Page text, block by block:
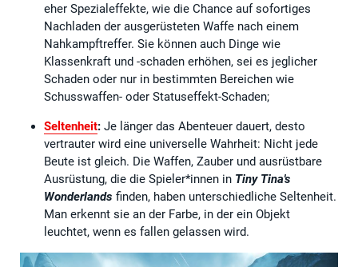
eher Spezialeffekte, wie die Chance auf sofortiges
Nachladen der ausgerüsteten Waffe nach einem
Nahkampftreffer. Sie können auch Dinge wie
Klassenkraft und -schaden erhöhen, sei es jeglicher
Schaden oder nur in bestimmten Bereichen wie
Schusswaffen- oder Statuseffekt-Schaden;
Seltenheit: Je länger das Abenteuer dauert, desto
vertrauter wird eine universelle Wahrheit: Nicht jede
Beute ist gleich. Die Waffen, Zauber und ausrüstbare
Ausrüstung, die die Spieler*innen in Tiny Tina's
Wonderlands finden, haben unterschiedliche Seltenheit.
Man erkennt sie an der Farbe, in der ein Objekt
leuchtet, wenn es fallen gelassen wird.